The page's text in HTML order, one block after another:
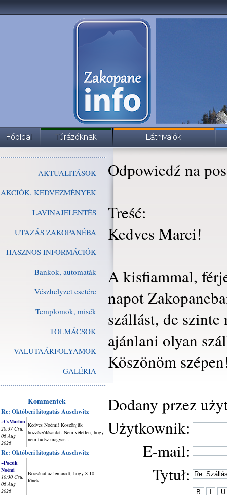
AKTUALITÁSOK
AKCIÓK, KEDVEZMÉNYEK
LAVINAJELENTÉS
UTAZÁS ZAKOPANÉBA
HASZNOS INFORMÁCIÓK
Bankok, automaták
Vészhelyzet esetére
Templomok, misék
TOLMÁCSOK
VALUTAÁRFOLYAMOK
GALÉRIA
Kommentek
Re: Októberi látogatás Auschwitz
~CsMarton
20:37 Csü,
06 Aug
2026
Kedves Noémi! Köszönjük
hozzászólásaidat. Nem véletlen, hogy
nem tudsz magyar...
Re: Októberi látogatás Auschwitz
~Poczik
Noémi
10:30 Csü,
06 Aug
2026
Bocsánat az lemaradt, hogy 8-10
főnek.
Odpowiedź na
Treść:
Kedves Marci!
A kisfiammal,
napot
szállást, de
ajánlani olyan
Köszönöm
Dodany przez
Użytkownik:
E-mail:
Tytuł: